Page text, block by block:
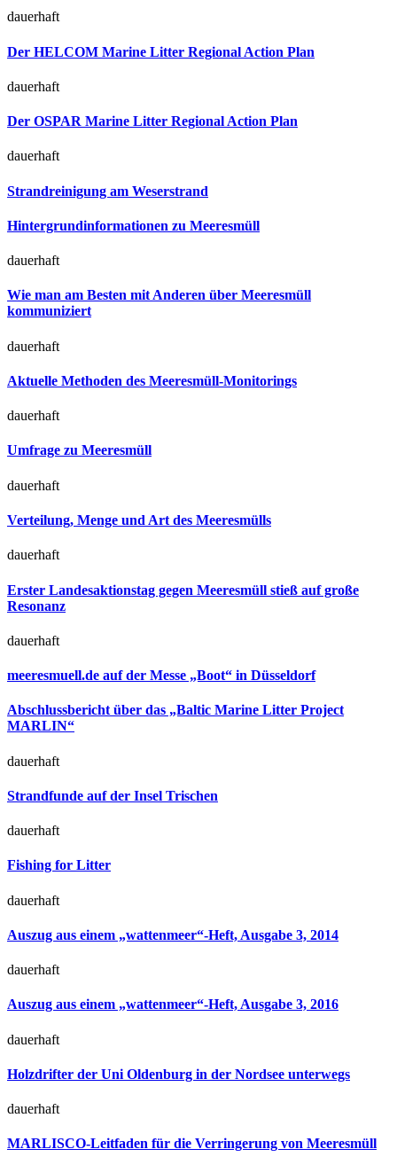
dauerhaft
Der HELCOM Marine Litter Regional Action Plan
dauerhaft
Der OSPAR Marine Litter Regional Action Plan
dauerhaft
Strandreinigung am Weserstrand
Hintergrundinformationen zu Meeresmüll
dauerhaft
Wie man am Besten mit Anderen über Meeresmüll
kommuniziert
dauerhaft
Aktuelle Methoden des Meeresmüll-Monitorings
dauerhaft
Umfrage zu Meeresmüll
dauerhaft
Verteilung, Menge und Art des Meeresmülls
dauerhaft
Erster Landesaktionstag gegen Meeresmüll stieß auf große
Resonanz
dauerhaft
meeresmuell.de auf der Messe „Boot“ in Düsseldorf
Abschlussbericht über das „Baltic Marine Litter Project
MARLIN“
dauerhaft
Strandfunde auf der Insel Trischen
dauerhaft
Fishing for Litter
dauerhaft
Auszug aus einem „wattenmeer“-Heft, Ausgabe 3, 2014
dauerhaft
Auszug aus einem „wattenmeer“-Heft, Ausgabe 3, 2016
dauerhaft
Holzdrifter der Uni Oldenburg in der Nordsee unterwegs
dauerhaft
MARLISCO-Leitfaden für die Verringerung von Meeresmüll